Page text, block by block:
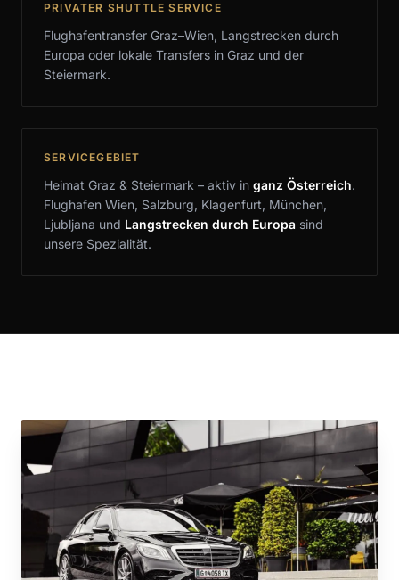
PRIVATER SHUTTLE SERVICE
Flughafentransfer Graz–Wien, Langstrecken durch
Europa oder lokale Transfers in Graz und der
Steiermark.
SERVICEGEBIET
Heimat Graz & Steiermark – aktiv in ganz Österreich.
Flughafen Wien, Salzburg, Klagenfurt, München,
Ljubljana und Langstrecken durch Europa sind
unsere Spezialität.